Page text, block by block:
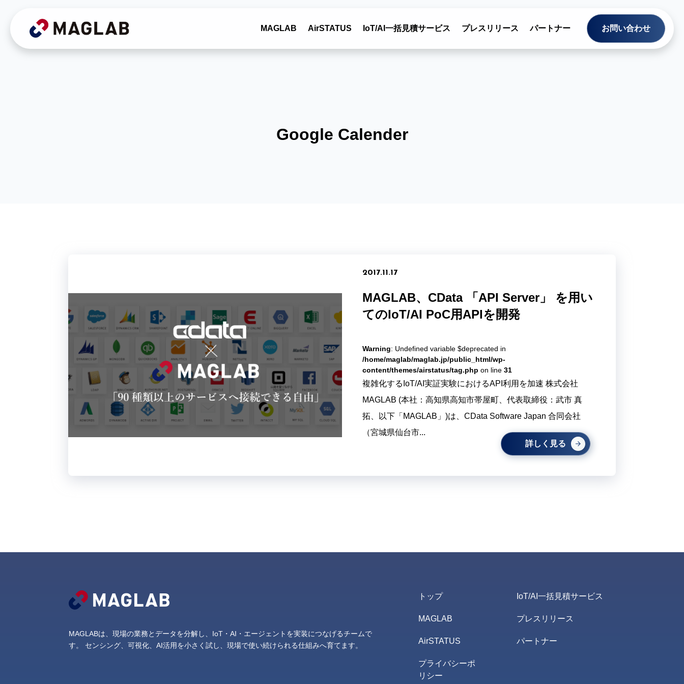
MAGLAB AirSTATUS IoT/AI一括見積サービス プレスリリース パートナー お問い合わせ
Google Calender
2017.11.17
MAGLAB、CData 「API Server」 を用い
てのIoT/AI PoC用APIを開発
Warning: Undefined variable $deprecated in
/home/maglab/maglab.jp/public_html/wp-
content/themes/airstatus/tag.php on line 31
複雑化するIoT/AI実証実験におけるAPI利用を加速 株式会社
MAGLAB (本社：高知県高知市帯屋町、代表取締役：武市 真
拓、以下「MAGLAB」)は、CData Software Japan 合同会社
（宮城県仙台市...
詳しく見る
MAGLABは、現場の業務とデータを分解し、IoT・AI・エージェントを実装につなげるチームで
す。
センシング、可視化、AI活用を小さく試し、現場で使い続けられる仕組みへ育てます。
トップ IoT/AI一括見積サービス
MAGLAB プレスリリース
AirSTATUS パートナー
プライバシーポ
リシー